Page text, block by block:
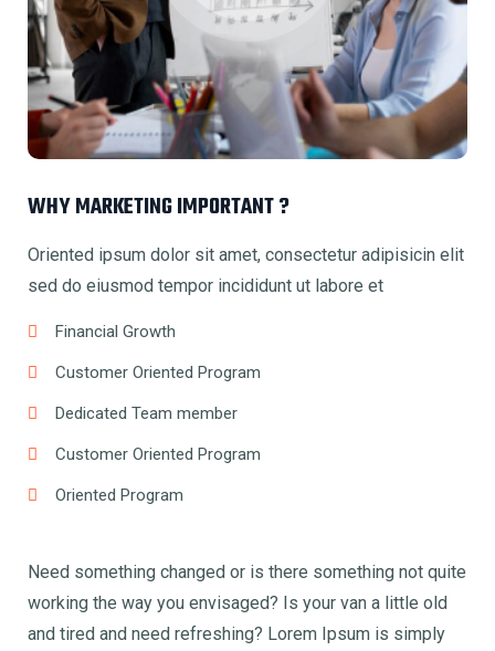
WHY MARKETING IMPORTANT ?
Oriented ipsum dolor sit amet, consectetur adipisicin elit
sed do eiusmod tempor incididunt ut labore et
Financial Growth
Customer Oriented Program
Dedicated Team member
Customer Oriented Program
Oriented Program
Need something changed or is there something not quite
working the way you envisaged? Is your van a little old
and tired and need refreshing? Lorem Ipsum is simply